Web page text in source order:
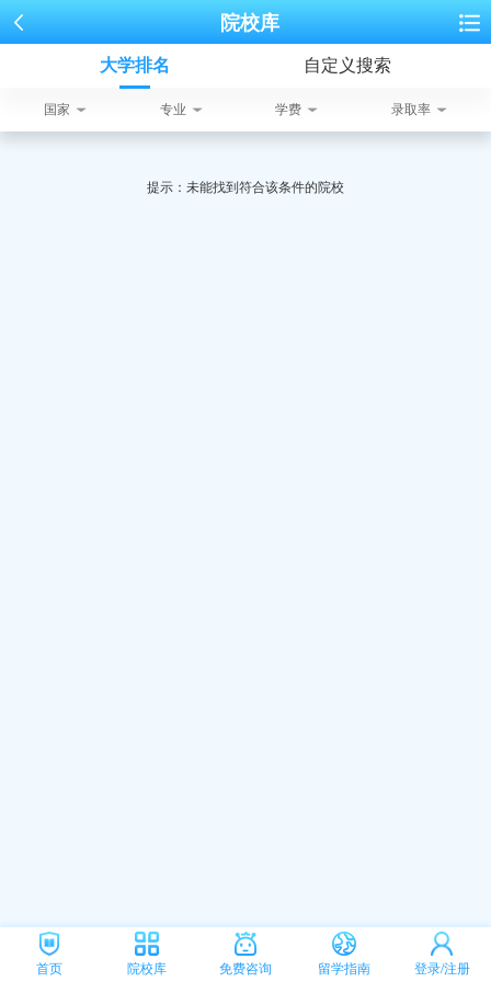
院校库
大学排名 自定义搜索
国家 专业 学费 录取率
提示：未能找到符合该条件的院校
首页 院校库 免费咨询 留学指南 登录/注册